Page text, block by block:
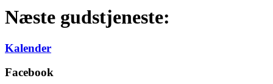
Næste gudstjeneste:
Kalender
Facebook